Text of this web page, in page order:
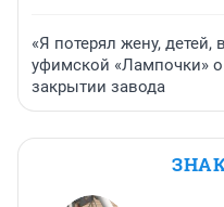
«Я потерял жену, детей,
уфимской «Лампочки» о
закрытии завода